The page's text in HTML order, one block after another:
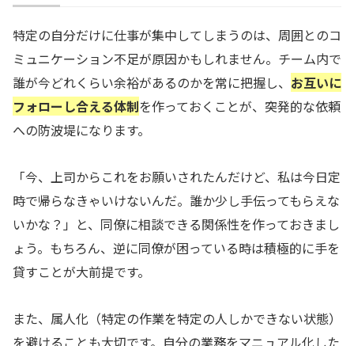
特定の自分だけに仕事が集中してしまうのは、周囲とのコ
ミュニケーション不足が原因かもしれません。チーム内で
誰が今どれくらい余裕があるのかを常に把握し、 お互いに
フォローし合える体制を作っておくことが、突発的な依頼
への防波堤になります。
「今、上司からこれをお願いされたんだけど、私は今日定
時で帰らなきゃいけないんだ。誰か少し手伝ってもらえな
いかな？」と、同僚に相談できる関係性を作っておきまし
ょう。もちろん、逆に同僚が困っている時は積極的に手を
貸すことが大前提です。
また、属人化（特定の作業を特定の人しかできない状態）
を避けることも大切です。自分の業務をマニュアル化した